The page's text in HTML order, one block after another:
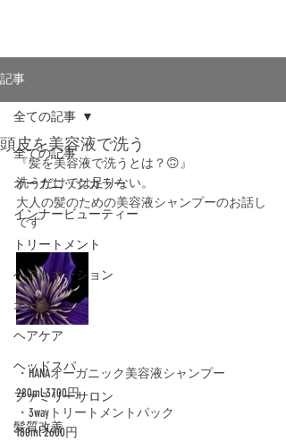
記事
全ての記事
オーガニックカラー
インナービューティー
トリートメント
ヘアドネーション
オーガニック
ヘアケア
ヘッドスパ
ファミリーサロン
髪質改善
全ての記事
頭皮を美容液で洗う
『髪を美容液で洗うとは？🙃』﻿
洗うだけでは足りない。﻿
大人の髪のための美容液シャンプー﻿のお話し
です
・HANAオーガニック美容液シャンプー﻿
280ml 3700円﻿
・3wayトリートメントパック﻿
180ml 2600円﻿